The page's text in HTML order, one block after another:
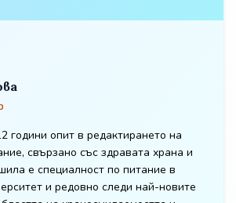
години опит в редактирането на
свързано със здравата храна и
е специалност по питание в
и редовно следи най-новите